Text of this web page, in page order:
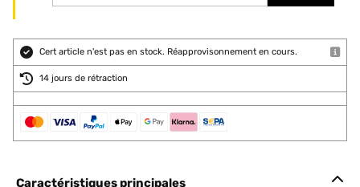
Cert article n'est pas en stock. Réapprovisonnement en cours.
14 jours de rétraction
Caractéristiques principales